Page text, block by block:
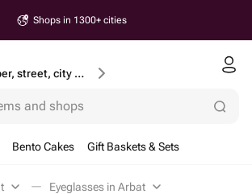
Shops in 1300+ cities
House number, street, city or postcode
and shops
Bento Cakes Gift Baskets & Sets
Eyeglasses in Arbat